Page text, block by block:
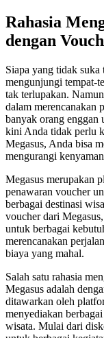
Rahasia
dengan
Siapa yang tidak
mengunjungi tempat-
tak terlupakan.
dalam merencanakan
banyak orang enggan
kini Anda tidak perlu
Megasus, Anda bisa
mengurangi
Megasus merupakan
penawaran voucher
berbagai destinasi
voucher dari
untuk berbagai
merencanakan
biaya yang mahal.
Salah satu rahasia
Megasus adalah
ditawarkan oleh
menyediakan
wisata. Mulai dari